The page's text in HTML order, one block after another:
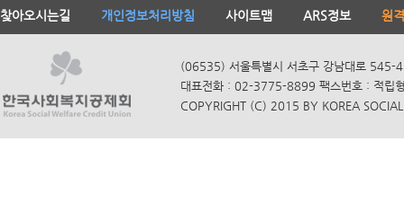
찾아오시는길 개인정보처리방침 사이트맵 ARS정보 원
(06535) 서울특별시 서초구 강남대로 545-
대표전화 : 02-3775-8899 팩스번호 : 적립
COPYRIGHT (C) 2015 BY KOREA SOCIAL